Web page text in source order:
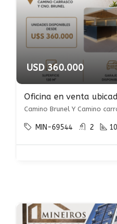
USD 360.000
Oficina en venta
MIN-69544 2